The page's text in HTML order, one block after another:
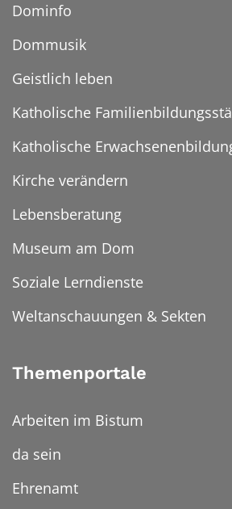
Dominfo
Dommusik
Geistlich leben
Katholische
Katholische
Kirche verändern
Lebensberatung
Museum am Dom
Soziale Lerndienste
Weltanschauungen & Sekten
Themenportale
Arbeiten im Bistum
da sein
Ehrenamt